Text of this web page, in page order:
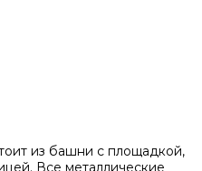
из башни с площадкой,
Все металлические